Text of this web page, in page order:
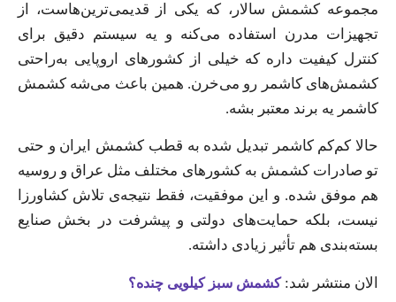
مجموعه کشمش سالار، که یکی از قدیمی‌ترین‌هاست، از
تجهیزات مدرن استفاده می‌کنه و یه سیستم دقیق برای
کنترل کیفیت داره که خیلی از کشورهای اروپایی به‌راحتی
کشمش‌های کاشمر رو می‌خرن. همین باعث می‌شه کشمش
کاشمر یه برند معتبر بشه.
حالا کم‌کم کاشمر تبدیل شده به قطب کشمش ایران و حتی
تو صادرات کشمش به کشورهای مختلف مثل عراق و روسیه
هم موفق شده. و این موفقیت، فقط نتیجه‌ی تلاش کشاورزا
نیست، بلکه حمایت‌های دولتی و پیشرفت در بخش صنایع
بسته‌بندی هم تأثیر زیادی داشته.
الان منتشر شد:کشمش سبز کیلویی چنده؟